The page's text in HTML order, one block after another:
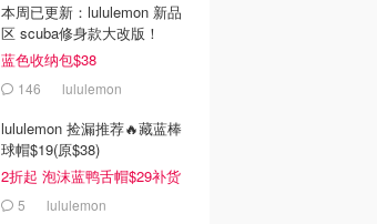
本周已更新：lululemon 新品
区 scuba修身款大改版！
蓝色收纳包$38
146 lululemon
lululemon 捡漏推荐🔥藏蓝棒
球帽$19(原$38)
2折起 泡沫蓝鸭舌帽$29补货
5 lululemon